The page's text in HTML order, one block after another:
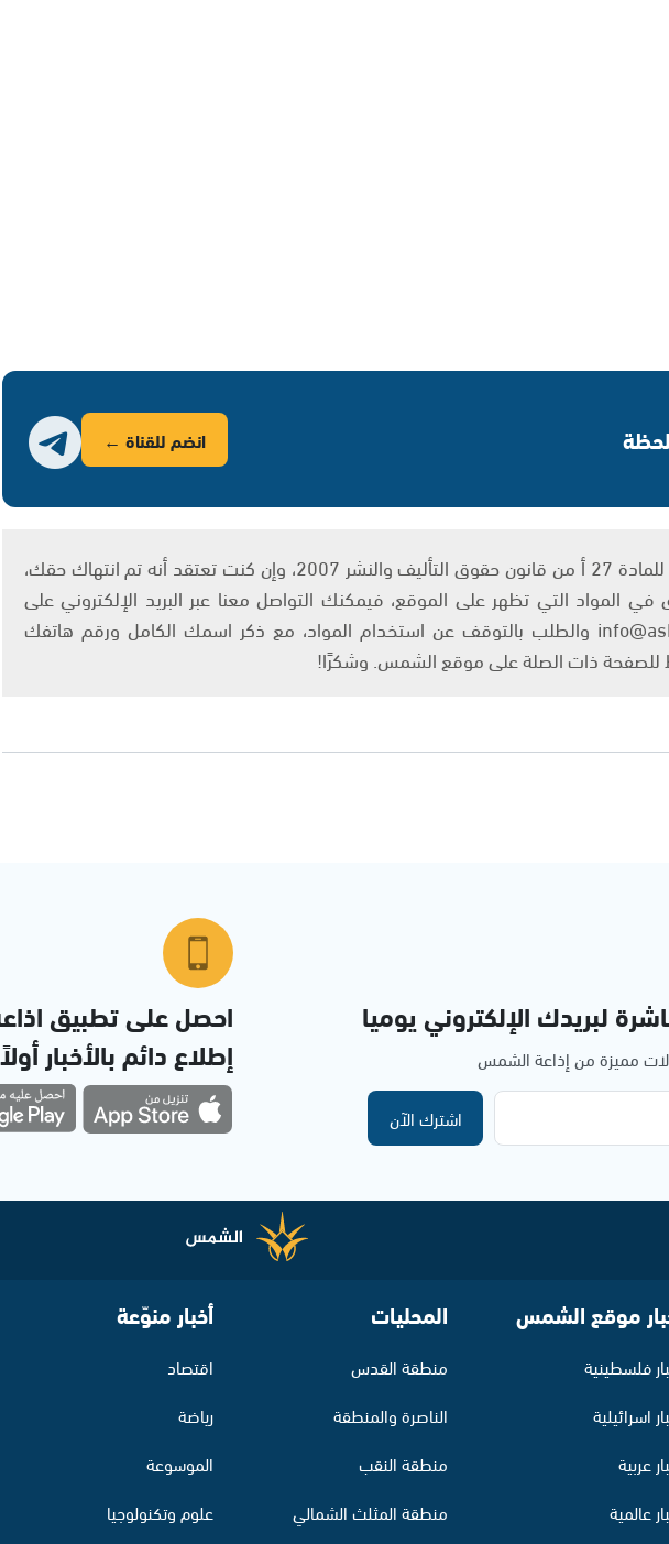
انضم للقناة ←
يتم الاستخدام المواد وفقًا للمادة 27 أ من قانون حقوق التأليف والنشر 2007، وإن كنت تعتقد أنه تم انتهاك حقك،
المواد التي تظهر على الموقع، فيمكنك التواصل معنا عبر البريد الإلكتروني على
العنوان التالي: info@ashams.com والطلب بالتوقف عن استخدام المواد، مع ذكر اسمك الكامل ورقم هاتفك
للصفحة ذات الصلة على موقع الشمس. وشكرًا!
لبريدك الإلكتروني يوميا
مميزة من إذاعة الشمس
اشترك الآن
احصل على تطبيق
إطلاع دائم بالأخبار
موقع الشمس
فلسطينية
اسرائيلية
عربية
عالمية
المحليات
منطقة القدس
الناصرة والمنطقة
منطقة النقب
منطقة المثلث الشمالي
أخبار منوّعة
اقتصاد
رياضة
الموسوعة
علوم وتكنولوجيا